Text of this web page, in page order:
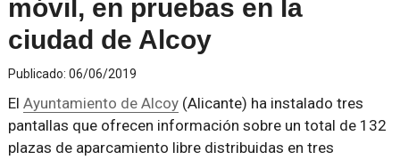
móvil, en pruebas en la
ciudad de Alcoy
Publicado: 06/06/2019
El Ayuntamiento de Alcoy(Alicante) ha instalado tres
pantallas que ofrecen información sobre un total de 132
plazas de aparcamiento libre distribuidas en tres